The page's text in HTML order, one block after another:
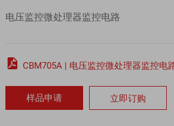
电压监控微处理器监控电路
 CBM705A | 电压监控微处理器监控电
样品申请 立即订购